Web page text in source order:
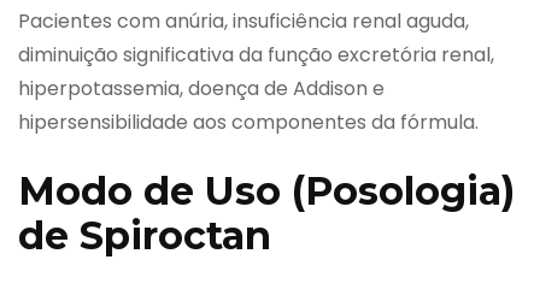
Pacientes com anúria, insuficiência renal aguda,
diminuição significativa da função excretória renal,
hiperpotassemia, doença de Addison e
hipersensibilidade aos componentes da fórmula.
Modo de Uso (Posologia)
de Spiroctan